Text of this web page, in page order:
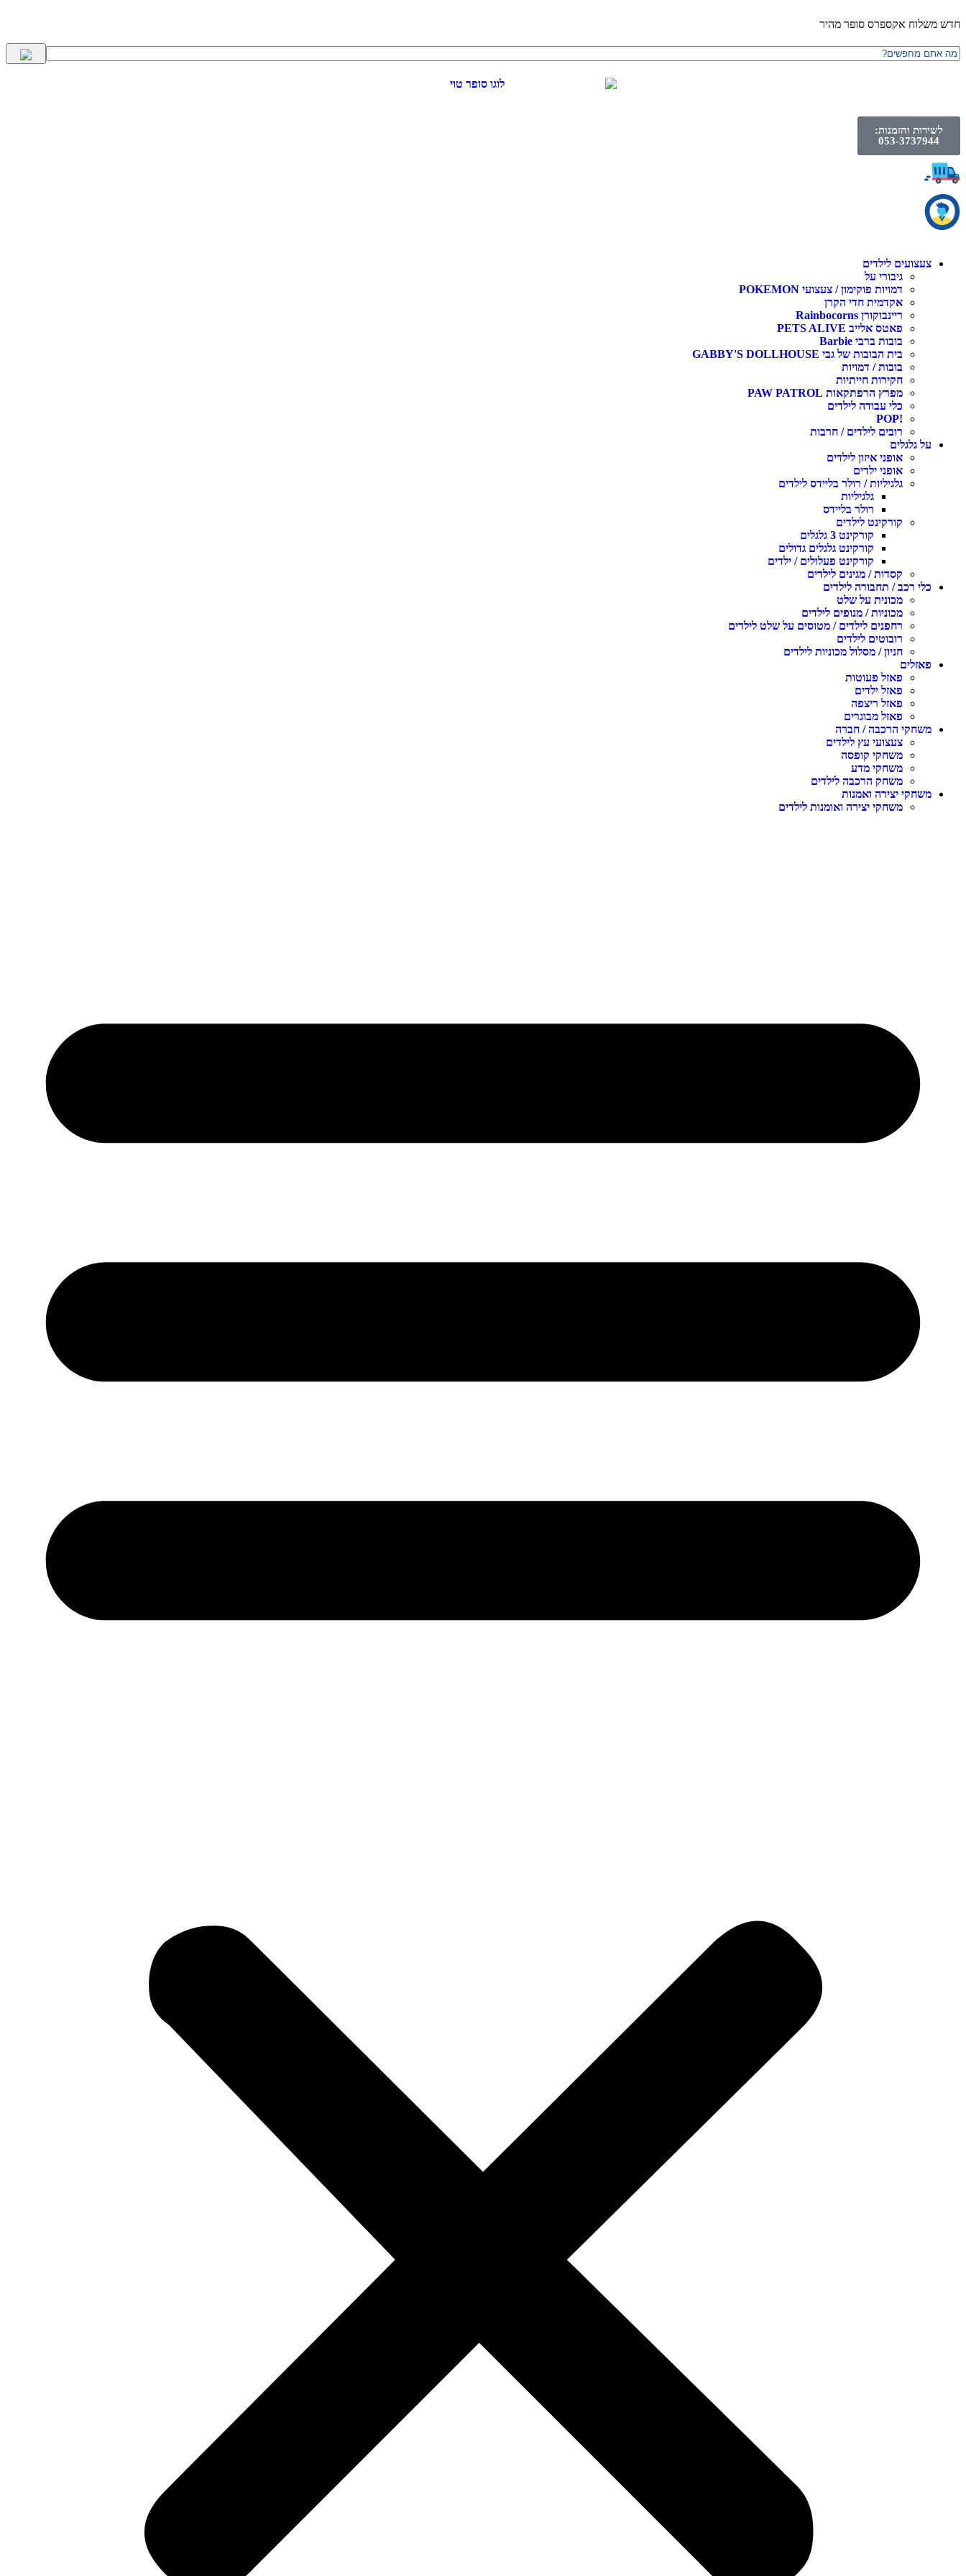
חדש משלוח אקספרס סופר מהיר
לשירות והזמנות:
053-3737944
צעצועים לילדים
גיבורי על
דמויות פוקימון / צעצועי POKEMON
אקדמית חדי הקרן
ריינבוקורן Rainbocorns
פאטס אלייב PETS ALIVE
בובות ברבי Barbie
בית הבובות של גבי GABBY'S DOLLHOUSE
בובות / דמויות
חקירות חייתיות
מפרץ הרפתקאות PAW PATROL
כלי עבודה לילדים
!POP
רובים לילדים / חרבות
על גלגלים
אופני איזון לילדים
אופני ילדים
גלגיליות / רולר בליידס לילדים
גלגיליות
רולר בליידס
קורקינט לילדים
קורקינט 3 גלגלים
קורקינט גלגלים גדולים
קורקינט פעלולים / ילדים
קסדות / מגינים לילדים
כלי רכב / תחבורה לילדים
מכונית על שלט
מכוניות / מנופים לילדים
רחפנים לילדים / מטוסים על שלט לילדים
רובוטים לילדים
חניון / מסלול מכוניות לילדים
פאזלים
פאזל פעוטות
פאזל ילדים
פאזל ריצפה
פאזל מבוגרים
משחקי הרכבה / חברה
צעצועי עץ לילדים
משחקי קופסה
משחקי מדע
משחק הרכבה לילדים
משחקי יצירה ואמנות
משחקי יצירה ואומנות לילדים